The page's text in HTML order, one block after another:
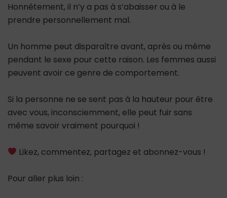
Honnêtement, il n’y a pas à s’abaisser ou à le
prendre personnellement mal.
Un homme peut disparaître avant, après ou même
pendant le sexe pour cette raison. Les femmes aussi
peuvent avoir ce genre de comportement.
Si la personne ne se sent pas à la hauteur pour être
avec vous, inconsciemment, elle peut fuir sans
même savoir vraiment pourquoi !
Likez, commentez, partagez et abonnez-vous !
Pour aller plus loin :